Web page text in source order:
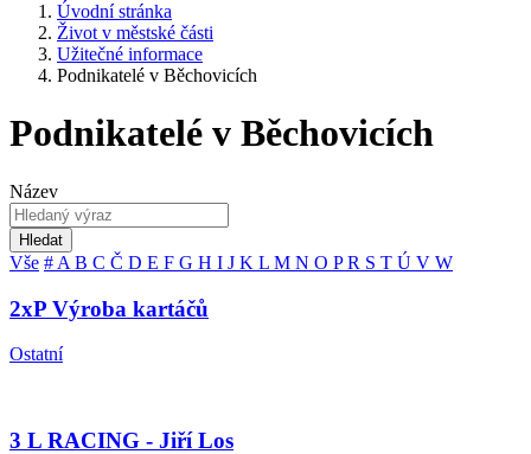
Úvodní stránka
Život v městské části
Užitečné informace
Podnikatelé v Běchovicích
Podnikatelé v Běchovicích
Název
Hledat
Vše # A B C Č D E F G H I J K L M N O PR S T Ú V W
2xP Výroba kartáčů
Ostatní
3 L RACING - Jiří Los